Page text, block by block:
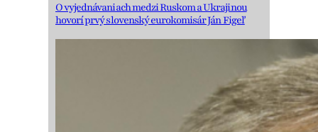
O vyjednávaniach medzi Ruskom a Ukrajinou
hovorí prvý slovenský eurokomisár Ján Figeľ